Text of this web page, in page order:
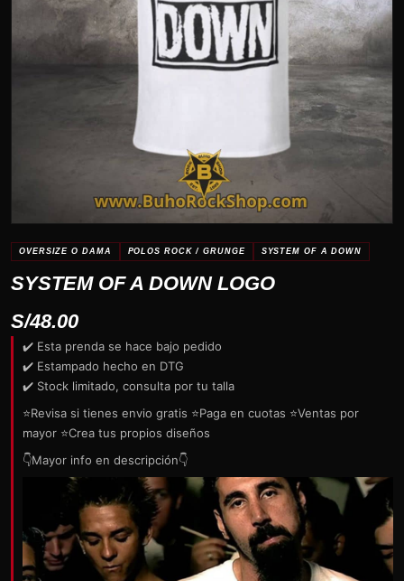
OVERSIZE O DAMA POLOS ROCK / GRUNGE SYSTEM OF A DOWN
SYSTEM OF A DOWN LOGO
S/48.00
✔️ Esta prenda se hace bajo pedido
✔️ Estampado hecho en DTG
✔️ Stock limitado, consulta por tu talla
⭐Revisa si tienes envio gratis ⭐Paga en cuotas ⭐Ventas por
mayor ⭐Crea tus propios diseños
👇Mayor info en descripción👇